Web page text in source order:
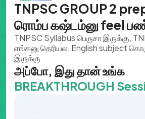
TNPSC GROUP 2
ரொம்ப கஷ்டம்னு feel
TNPSC Syllabus பெருசா இருக்கு,
எங்கனு தெரியல, English subject
இருக்கு
அப்போ, இது தான் உங்க
BREAKTHROUGH